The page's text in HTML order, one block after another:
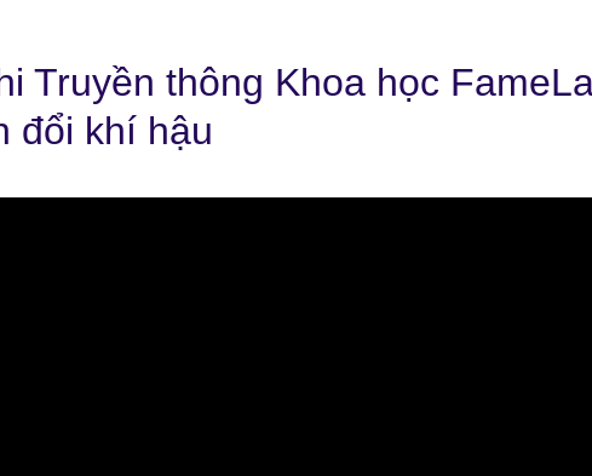
Truyền thông Khoa học
đổi khí hậu